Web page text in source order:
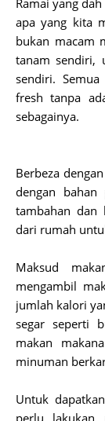
Ramai yang
apa yang kita
bukan macam
tanam sendiri,
sendiri.
fresh tanpa
sebagainya.
Berbeza
dengan bahan
tambahan dan
dari rumah
Maksud
mengambil
jumlah kalori
segar seperti
makan
minuman
Untuk
perlu lakukan